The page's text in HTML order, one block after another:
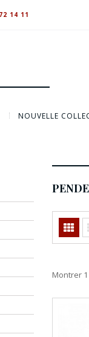
14 11
NOUVELLE
Montrer